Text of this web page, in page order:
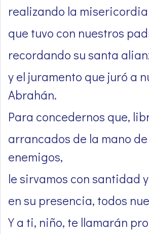
realizando la misericordia
que tuvo con nuestros
recordando su santa
y el juramento que juró a
Abrahán.
Para concedernos que,
arrancados de la mano de
enemigos,
le sirvamos con santidad
en su presencia, todos
Y a ti, niño, te llamarán